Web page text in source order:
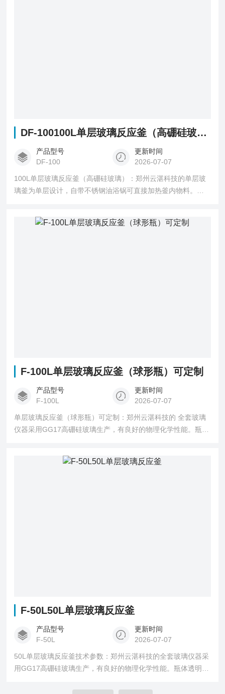
DF-100100L单层玻璃反应釜（高硼硅玻璃）
产品型号
DF-100
更新时间
2026-07-07
100L单层玻璃反应釜（高硼硅玻璃）：郑州云湛科技的单层玻
璃釜为单层设计，自带不锈钢油浴锅可直接加热釜内物料。可
F-100L单层玻璃反应釜（球形瓶）可定制
产品型号
F-100L
更新时间
2026-07-07
单层玻璃反应釜（球形瓶）可定制：郑州云湛科技的 全套玻璃
仪器采用GG17高硼硅玻璃生产，有良好的物理化学性能。瓶体
盖，特大口设计便于清洁。4、 下放料口具法兰口和聚四氟阀
F-50L50L单层玻璃反应釜
产品型号
F-50L
更新时间
2026-07-07
50L单层玻璃反应釜技术参数：郑州云湛科技的全套玻璃仪器采
用GG17高硼硅玻璃生产，有良好的物理化学性能。瓶体透明，